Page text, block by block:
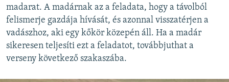
madarat. A madárnak az a feladata, hogy a távolból
felismerje gazdája hívását, és azonnal visszatérjen a
vadászhoz, aki egy kőkör közepén áll. Ha a madár
sikeresen teljesíti ezt a feladatot, továbbjuthat a
verseny következő szakaszába.